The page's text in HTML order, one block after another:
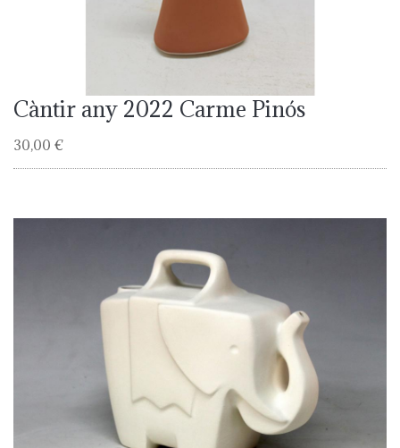
Càntir any 2022 Carme Pinós
30,00 €